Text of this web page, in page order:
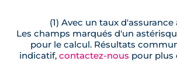
(1) Avec un taux d'assurance
Les champs marqués d'un
pour le calcul. Résultats
indicatif, contactez-nous pour plus